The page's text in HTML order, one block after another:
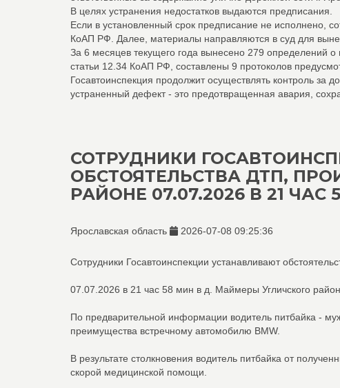
В целях устранения недостатков выдаются предписания.
Если в установленный срок предписание не исполнено,
КоАП РФ. Далее, материалы направляются в суд для
За 6 месяцев текущего года вынесено 279 определений
статьи 12.34 КоАП РФ, составлены 9 протоколов
Госавтоинспекция продолжит осуществлять контроль
устраненный дефект - это предотвращенная авария,
СОТРУДНИКИ
ОБСТОЯТЕЛЬСТВА ДТП,
РАЙОНЕ 07.07.2026 В 21
Ярославская область 2026-07-08 09:25:36
Сотрудники Госавтоинспекции устанавливают
07.07.2026 в 21 час 58 мин в д. Маймеры Угличского
По предварительной информации водитель питбайка -
преимущества встречному автомобилю BMW.
В результате столкновения водитель питбайка от
скорой медицинской помощи.